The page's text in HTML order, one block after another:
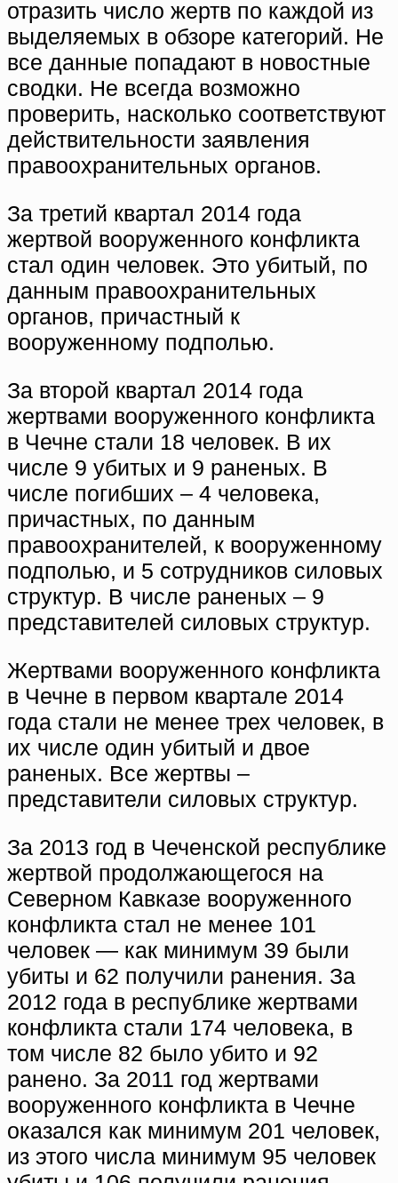
отразить число жертв по каждой из
выделяемых в обзоре категорий. Не
все данные попадают в новостные
сводки. Не всегда возможно
проверить, насколько соответствуют
действительности заявления
правоохранительных органов.
За третий квартал 2014 года
жертвой вооруженного конфликта
стал один человек. Это убитый, по
данным правоохранительных
органов, причастный к
вооруженному подполью.
За второй квартал 2014 года
жертвами вооруженного конфликта
в Чечне стали 18 человек. В их
числе 9 убитых и 9 раненых. В
числе погибших – 4 человека,
причастных, по данным
правоохранителей, к вооруженному
подполью, и 5 сотрудников силовых
структур. В числе раненых – 9
представителей силовых структур.
Жертвами вооруженного конфликта
в Чечне в первом квартале 2014
года стали не менее трех человек, в
их числе один убитый и двое
раненых. Все жертвы –
представители силовых структур.
За 2013 год в Чеченской республике
жертвой продолжающегося на
Северном Кавказе вооруженного
конфликта стал не менее 101
человек — как минимум 39 были
убиты и 62 получили ранения. За
2012 года в республике жертвами
конфликта стали 174 человека, в
том числе 82 было убито и 92
ранено. За 2011 год жертвами
вооруженного конфликта в Чечне
оказался как минимум 201 человек,
из этого числа минимум 95 человек